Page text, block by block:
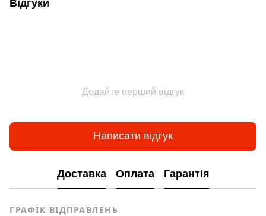
Відгуки
Додайте перший відгук
Написати відгук
Доставка Оплата Гарантія
ГРАФІК ВІДПРАВЛЕНЬ